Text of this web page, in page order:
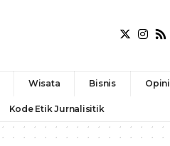
Wisata Bisnis Opini
Kode Etik Jurnalisitik